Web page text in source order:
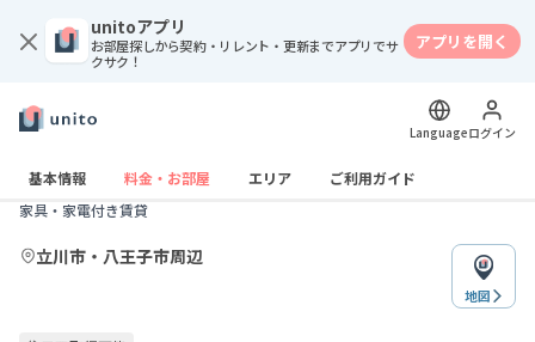
unitoアプリ
お部屋探しから契約・リレント・更新までアプリでサ
クサク！
アプリを開く
Languageログイン
基本情報 料金・お部屋 エリア ご利用ガイド
マンスリーリブマックス八王子駅前タワー
家具・家電付き賃貸
立川市・八王子市周辺
地図